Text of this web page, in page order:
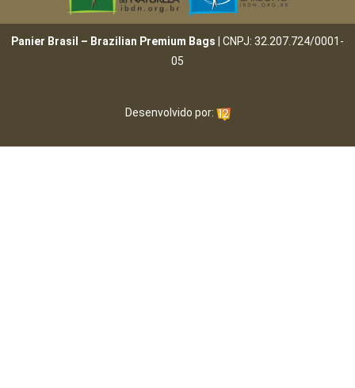
Panier Brasil – Brazilian Premium Bags | CNPJ: 32.207.724/0001-
05
Desenvolvido por: